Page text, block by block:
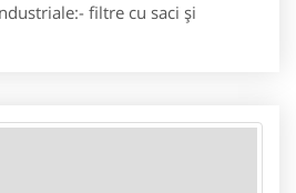
filtre cu saci şi